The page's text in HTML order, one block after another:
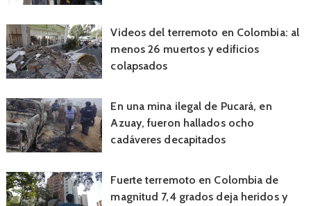
Videos del terremoto en Colombia: al
menos 26 muertos y edificios
colapsados
En una mina ilegal de Pucará, en
Azuay, fueron hallados ocho
cadáveres decapitados
Fuerte terremoto en Colombia de
magnitud 7,4 grados deja heridos y